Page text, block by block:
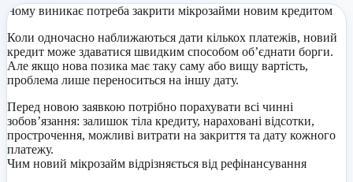
Чому виникає потреба закрити мікрозайми новим кредитом
Коли одночасно наближаються дати кількох платежів, новий
кредит може здаватися швидким способом об’єднати борги.
Але якщо нова позика має таку саму або вищу вартість,
проблема лише переноситься на іншу дату.
Перед новою заявкою потрібно порахувати всі чинні
зобов’язання: залишок тіла кредиту, нараховані відсотки,
прострочення, можливі витрати на закриття та дату кожного
платежу.
Чим новий мікрозайм відрізняється від рефінансування